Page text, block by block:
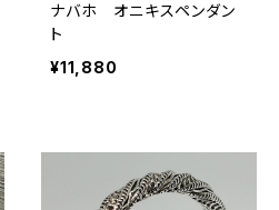
ナバホ オニキスペンダン
ト
¥11,880